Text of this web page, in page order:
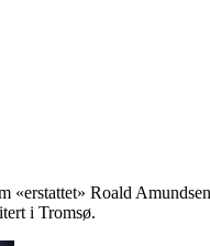
Roald
i Tromsø.